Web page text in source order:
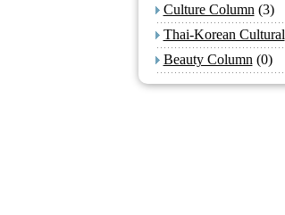
Culture Column (3)
Thai-Korean Cultural
Beauty Column (0)